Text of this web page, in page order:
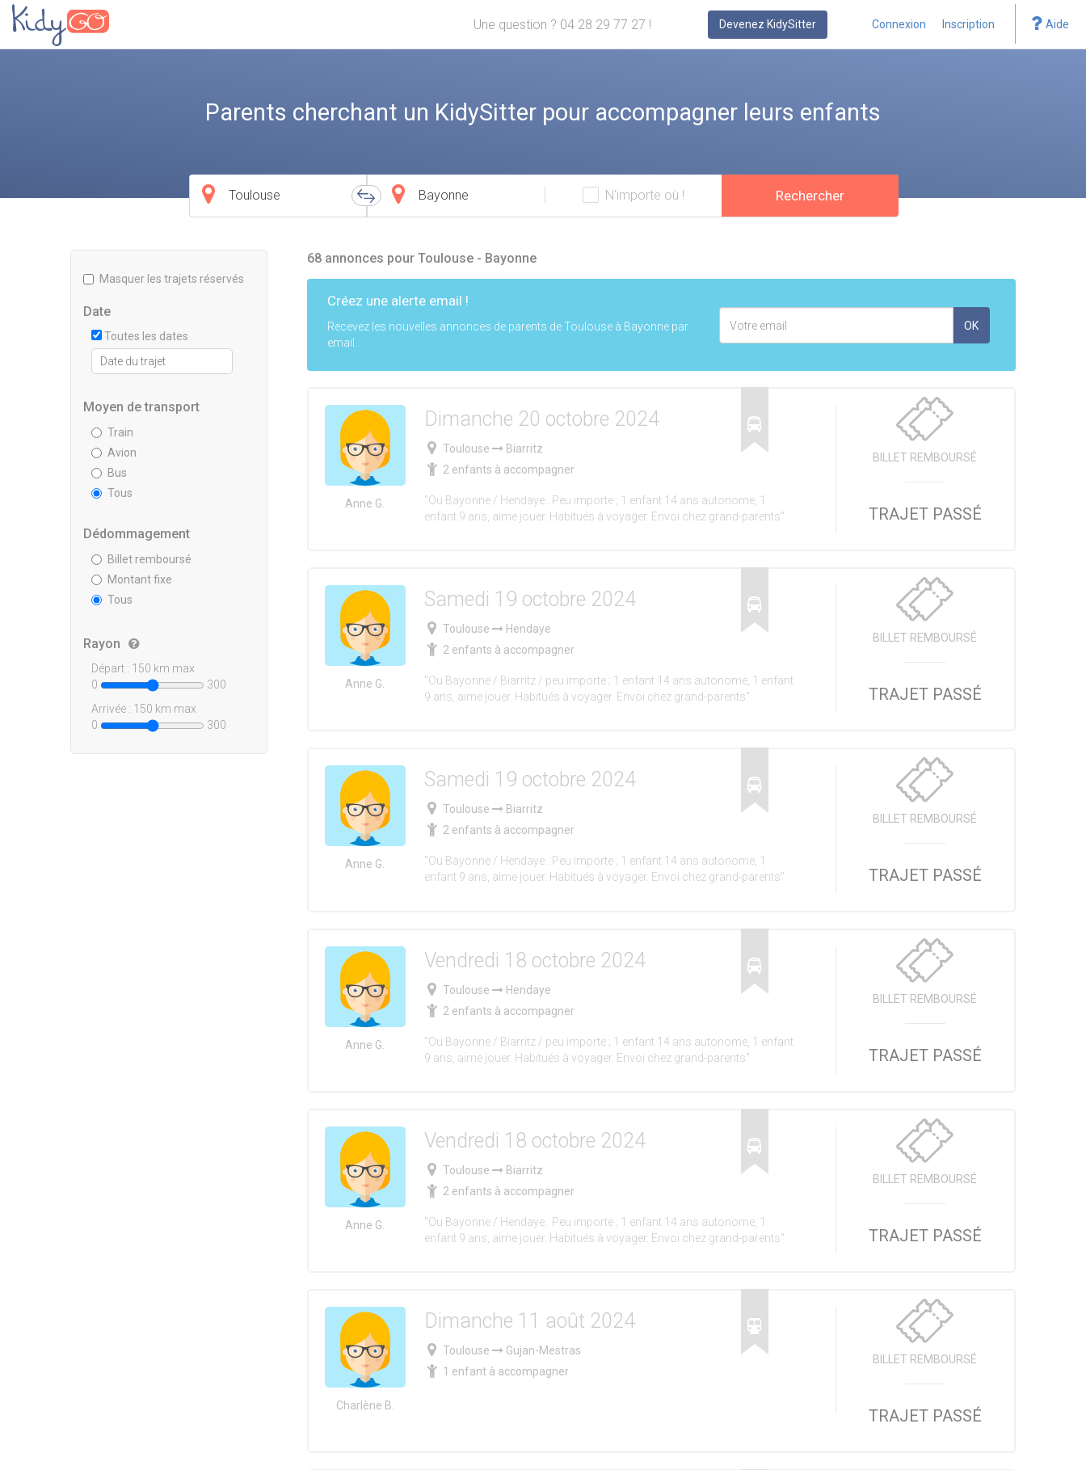
Une question ? 04 28 29 77 27 ! Devenez KidySitter Connexion Inscription Aide
Parents cherchant un KidySitter pour accompagner leurs enfants
Ville
de
départ
Ville
d'arrivée
N'importe où ! Rechercher
Masquer les trajets réservés
Date
Toutes les dates
Moyen de transport
Train
Avion
Bus
Tous
Dédommagement
Billet remboursé
Montant fixe
Tous
Rayon
Départ : 150 km max
0
300
Arrivée : 150 km max
0
300
68 annonces pour Toulouse - Bayonne
Créez une alerte email !
Recevez les nouvelles annonces de parents de Toulouse à Bayonne par
email.
mail
OK
Anne G.
Dimanche 20 octobre 2024
Toulouse
Biarritz
2 enfants à accompagner
"Ou Bayonne / Hendaye.. Peu importe ; 1 enfant 14 ans autonome, 1
enfant 9 ans, aime jouer. Habitués à voyager. Envoi chez grand-parents"
BILLET REMBOURSÉ
TRAJET PASSÉ
Anne G.
Samedi 19 octobre 2024
Toulouse
Hendaye
2 enfants à accompagner
"Ou Bayonne / Biarritz / peu importe ; 1 enfant 14 ans autonome, 1 enfant
9 ans, aime jouer. Habitués à voyager. Envoi chez grand-parents"
BILLET REMBOURSÉ
TRAJET PASSÉ
Anne G.
Samedi 19 octobre 2024
Toulouse
Biarritz
2 enfants à accompagner
"Ou Bayonne / Hendaye.. Peu importe ; 1 enfant 14 ans autonome, 1
enfant 9 ans, aime jouer. Habitués à voyager. Envoi chez grand-parents"
BILLET REMBOURSÉ
TRAJET PASSÉ
Anne G.
Vendredi 18 octobre 2024
Toulouse
Hendaye
2 enfants à accompagner
"Ou Bayonne / Biarritz / peu importe ; 1 enfant 14 ans autonome, 1 enfant
9 ans, aime jouer. Habitués à voyager. Envoi chez grand-parents"
BILLET REMBOURSÉ
TRAJET PASSÉ
Anne G.
Vendredi 18 octobre 2024
Toulouse
Biarritz
2 enfants à accompagner
"Ou Bayonne / Hendaye.. Peu importe ; 1 enfant 14 ans autonome, 1
enfant 9 ans, aime jouer. Habitués à voyager. Envoi chez grand-parents"
BILLET REMBOURSÉ
TRAJET PASSÉ
Charlène B.
Dimanche 11 août 2024
Toulouse
Gujan-Mestras
1 enfant à accompagner
BILLET REMBOURSÉ
TRAJET PASSÉ